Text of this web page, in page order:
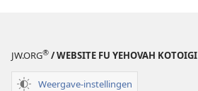
noso
JW.ORG® / WEBSITE FU YEHOVAH KOTOIGI
Weergave-instellingen